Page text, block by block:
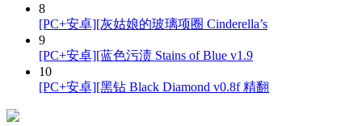
8
[PC+安卓][灰姑娘的玻璃项圈 Cinderella’s
9
[PC+安卓][蓝色污渍 Stains of Blue v1.9
10
[PC+安卓][黑钻 Black Diamond v0.8f 精翻